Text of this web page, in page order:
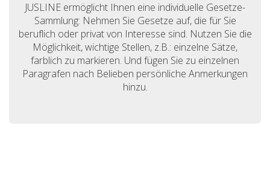
JUSLINE ermöglicht Ihnen eine individuelle Gesetze-
Sammlung: Nehmen Sie Gesetze auf, die für Sie
beruflich oder privat von Interesse sind. Nutzen Sie die
Möglichkeit, wichtige Stellen, z.B.: einzelne Sätze,
farblich zu markieren. Und fügen Sie zu einzelnen
Paragrafen nach Belieben persönliche Anmerkungen
hinzu.